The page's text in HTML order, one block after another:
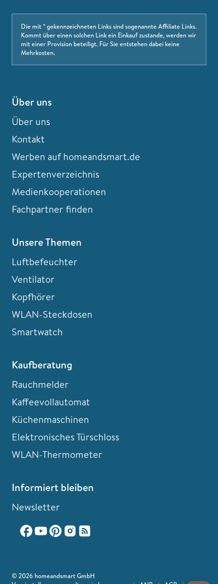
Die mit * gekennzeichneten Links sind sogenannte Affiliate Links.
Kommt über einen solchen Link ein Einkauf zustande, werden wir
mit einer Provision beteiligt. Für Sie entstehen dabei keine
Mehrkosten.
Über uns
Über uns
Kontakt
Werben auf homeandsmart.de
Expertenverzeichnis
Medienkooperationen
Fachpartner finden
Unsere Themen
Luftbefeuchter
Ventilator
Kopfhörer
WLAN-Steckdosen
Smartwatch
Kaufberatung
Rauchmelder
Kaffeevollautomat
Küchenmaschinen
Elektronisches Türschloss
WLAN-Thermometer
Informiert bleiben
Newsletter
© 2026 homeandsmart GmbH